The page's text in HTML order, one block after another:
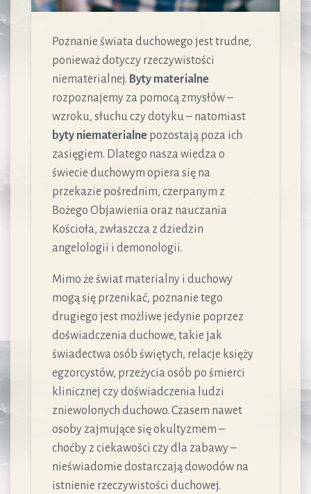
Poznanie świata duchowego jest trudne,
ponieważ dotyczy rzeczywistości
niematerialnej. Byty materialne
rozpoznajemy za pomocą zmysłów –
wzroku, słuchu czy dotyku – natomiast
byty niematerialne pozostają poza ich
zasięgiem. Dlatego nasza wiedza o
świecie duchowym opiera się na
przekazie pośrednim, czerpanym z
Bożego Objawienia oraz nauczania
Kościoła, zwłaszcza z dziedzin
angelologii i demonologii.
Mimo że świat materialny i duchowy
mogą się przenikać, poznanie tego
drugiego jest możliwe jedynie poprzez
doświadczenia duchowe, takie jak
świadectwa osób świętych, relacje księży
egzorcystów, przeżycia osób po śmierci
klinicznej czy doświadczenia ludzi
zniewolonych duchowo. Czasem nawet
osoby zajmujące się okultyzmem –
choćby z ciekawości czy dla zabawy –
nieświadomie dostarczają dowodów na
istnienie rzeczywistości duchowej.